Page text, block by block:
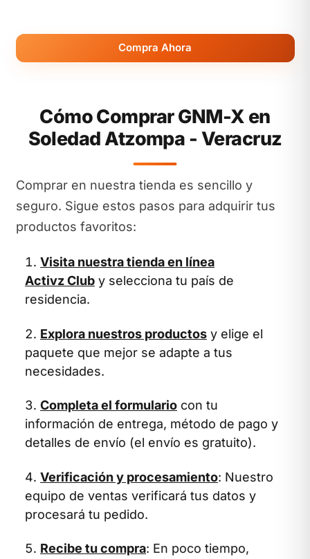
Compra Ahora
Cómo Comprar GNM-X en
Soledad Atzompa - Veracruz
Comprar en nuestra tienda es sencillo y
seguro. Sigue estos pasos para adquirir tus
productos favoritos:
Visita nuestra tienda en línea
Activz Club y selecciona tu país de
residencia.
Explora nuestros productos y elige el
paquete que mejor se adapte a tus
necesidades.
Completa el formulario con tu
información de entrega, método de pago y
detalles de envío (el envío es gratuito).
Verificación y procesamiento: Nuestro
equipo de ventas verificará tus datos y
procesará tu pedido.
Recibe tu compra: En poco tiempo,